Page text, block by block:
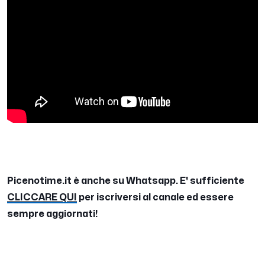
Picenotime.it è anche su Whatsapp. E' sufficiente
CLICCARE QUI
per iscriversi al canale ed essere
sempre aggiornati!